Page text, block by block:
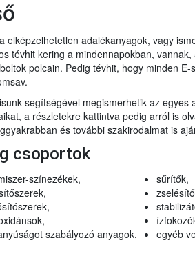
elképzelhetetlen adalékanyagok, vagy
tévhit kering a mindennapokban,
polcain. Pedig tévhit, hogy minden
segítségével megismerhetik az egyes
a részletekre kattintva pedig arról is
és további szakirodalmat is
csoportok
színezékek,
szabályozó anyagok,
sűrítők,
egyéb